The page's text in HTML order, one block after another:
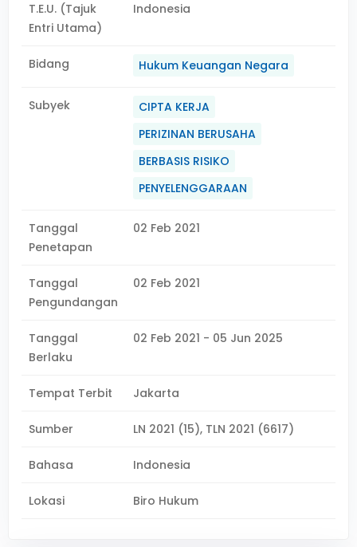
T.E.U. (Tajuk
Entri Utama)
Indonesia
Bidang Hukum Keuangan Negara
Subyek
CIPTA KERJA
PERIZINAN BERUSAHA
BERBASIS RISIKO
PENYELENGGARAAN
Tanggal
Penetapan
02 Feb 2021
Tanggal
Pengundangan
02 Feb 2021
Tanggal
Berlaku
02 Feb 2021 - 05 Jun 2025
Tempat Terbit Jakarta
Sumber LN 2021 (15), TLN 2021 (6617)
Bahasa Indonesia
Lokasi Biro Hukum